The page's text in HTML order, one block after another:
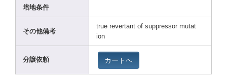
培地条件
その他備考
true revertant of suppressor mutat
ion
分譲依頼 カートへ